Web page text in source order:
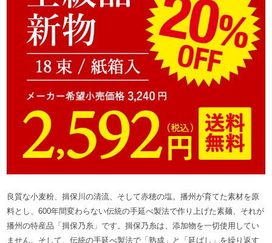
良質な小麦粉、揖保川の清流、そして赤穂の塩。播州が育てた素材を原
料とし、600年間変わらない伝統の手延べ製法で作り上げた素麺、それが
播州の特産品「揖保乃糸」です。揖保乃糸は、添加物を一切使用してい
ません。そして、伝統の手延べ製法で「熟成」と「延ばし」を繰り返す